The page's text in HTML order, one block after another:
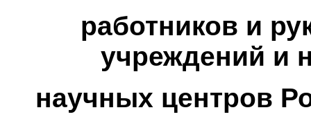
работников и
учреждений и
научных центров